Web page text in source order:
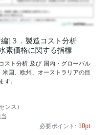
]３．製造コスト分析
素価格に関する指標
スト分析 及び 国内・グローバル
国、欧州、オーストラリアの目
す。
ンス）
必要ポイント: 10pt